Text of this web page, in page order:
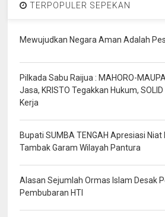
TERPOPULER SEPEKAN
Mewujudkan Negara Aman Adalah
Pilkada Sabu Raijua : MAHORO-
Jasa, KRISTO Tegakkan Hukum,
Kerja
Bupati SUMBA TENGAH Apresiasi Niat
Tambak Garam Wilayah Pantura
Alasan Sejumlah Ormas Islam Desak
Pembubaran HTI